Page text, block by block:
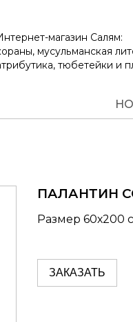
магазин Салям:
мусульманская
тюбетейки и
ПАЛАНТИН
Размер 60х200
ЗАКАЗАТЬ